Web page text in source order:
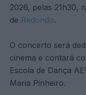
2026, pelas 21h30,
de Redondo.
O concerto será
cinema e contará
Escola de Dança
Maria Pinheiro.